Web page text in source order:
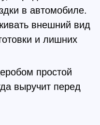
в автомобиле.
внешний вид
и лишних
простой
выручит перед